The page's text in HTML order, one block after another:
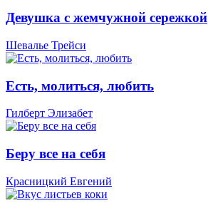
Девушка с жемчужной сережкой
Шевалье Трейси
Есть, молиться, любить
Гилберт Элизабет
Беру все на себя
Красницкий Евгений